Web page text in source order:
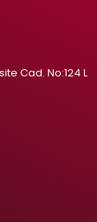
Cad. No:124 L